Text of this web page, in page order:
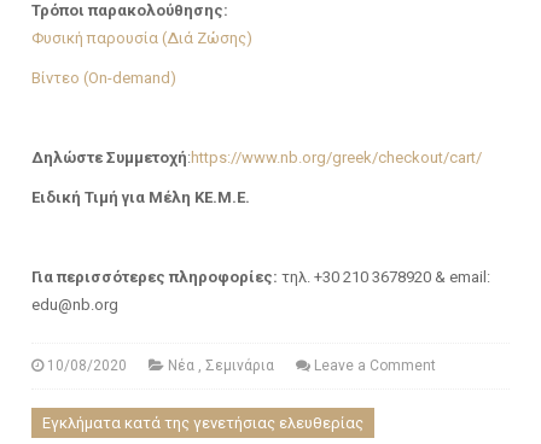
Τρόποι παρακολούθησης:
Φυσική παρουσία (Διά Ζώσης)
Βίντεο (On-demand)
Δηλώστε Συμμετοχή:https://www.nb.org/greek/checkout/cart/
Ειδική Τιμή για Μέλη ΚΕ.Μ.Ε.
Για περισσότερες πληροφορίες: τηλ. +30 210 3678920 & email:
edu@nb.org
10/08/2020 Νέα, Σεμινάρια Leave a Comment
Εγκλήματα κατά της γενετήσιας ελευθερίας